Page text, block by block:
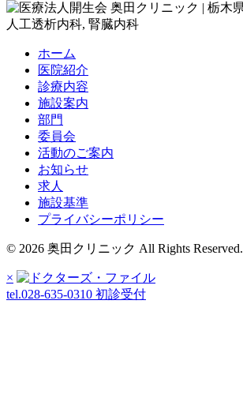
ホーム
医院紹介
診療内容
施設案内
部門
委員会
活動のご案内
お知らせ
求人
施設基準
プライバシーポリシー
© 2026 奥田クリニック All Rights Reserved.
×
tel.028-635-0310 初診受付